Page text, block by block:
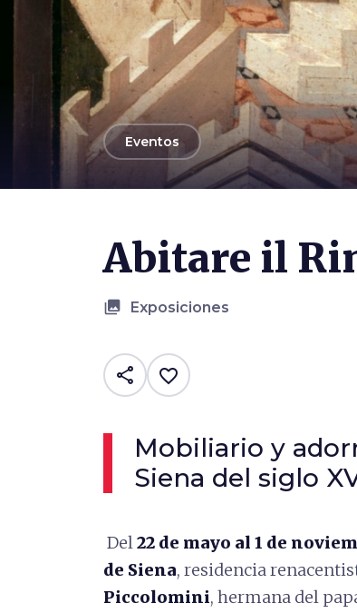
arrow_backEventos
Abitare il
collections Exposiciones
share favorite_border
Mobiliario y
Siena del siglo
Del22 de mayo al 1 de
de Siena, residencia
Piccolomini, hermana del